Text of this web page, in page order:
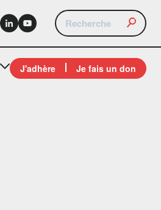
J'adhère Je fais un don